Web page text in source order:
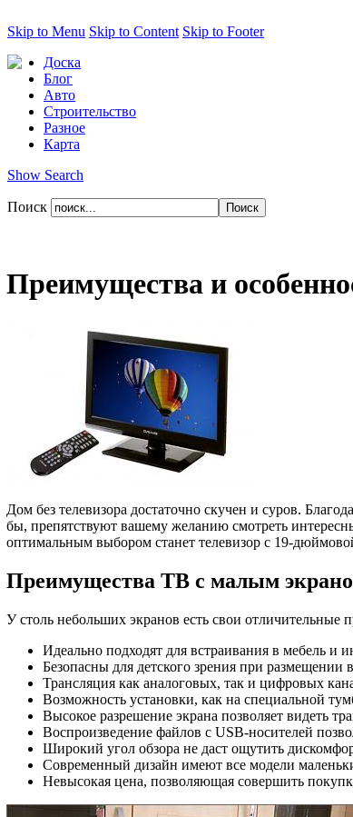
Skip to Menu Skip to Content Skip to Footer
Доска
Блог
Авто
Строительство
Разное
Карта
Show Search
Поиск
Преимущества и
Дом без телевизора достаточно скучен и суров.
бы, препятствуют вашему желанию смотреть
оптимальным выбором станет телевизор с 19-
Преимущества ТВ с малым
У столь небольших экранов есть свои отличительные
Идеально подходят для встраивания в мебель и
Безопасны для детского зрения при
Трансляция как аналоговых, так и цифровых
Возможность установки, как на специальной
Высокое разрешение экрана позволяет видеть
Воспроизведение файлов с USB-носителей
Широкий угол обзора не даст ощутить
Современный дизайн имеют все модели
Невысокая цена, позволяющая совершить